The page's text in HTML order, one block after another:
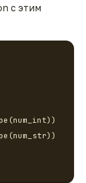
с этим